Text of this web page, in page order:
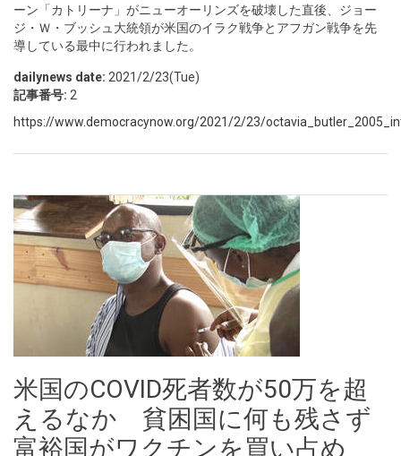
ーン「カトリーナ」がニューオーリンズを破壊した直後、ジョー
ジ・Ｗ・ブッシュ大統領が米国のイラク戦争とアフガン戦争を先
導している最中に行われました。
dailynews date: 2021/2/23(Tue)
記事番号: 2
https://www.democracynow.org/2021/2/23/
米国のCOVID死者数が50万を超
えるなか 貧困国に何も残さず
富裕国がワクチンを買い占め